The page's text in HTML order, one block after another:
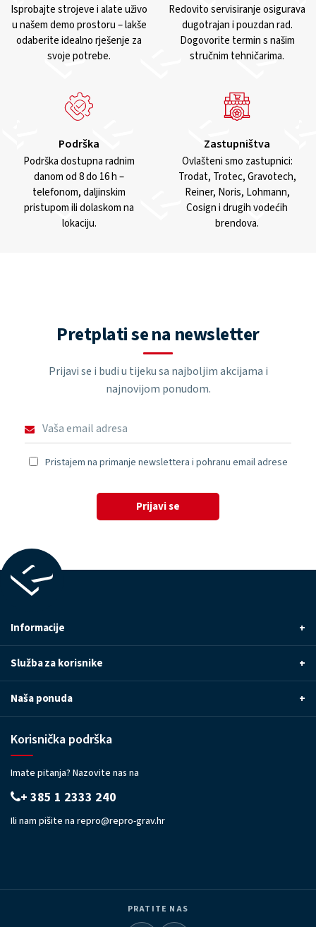
Isprobajte strojeve i alate uživo
u našem demo prostoru – lakše
odaberite idealno rješenje za
svoje potrebe.
Redovito servisiranje osigurava
dugotrajan i pouzdan rad.
Dogovorite termin s našim
stručnim tehničarima.
Podrška
Podrška dostupna radnim
danom od 8 do 16 h –
telefonom, daljinskim
pristupom ili dolaskom na
lokaciju.
Zastupništva
Ovlašteni smo zastupnici:
Trodat, Trotec, Gravotech,
Reiner, Noris, Lohmann,
Cosign i drugih vodećih
brendova.
Pretplati se na newsletter
Prijavi se i budi u tijeku sa najboljim akcijama i
najnovijom ponudom.
Pristajem na primanje newslettera i pohranu email adrese
Prijavi se
Informacije +
Služba za korisnike +
Naša ponuda +
Korisnička podrška
Imate pitanja? Nazovite nas na
+ 385 1 2333 240
Ili nam pišite na repro@repro-grav.hr
PRATITE NAS